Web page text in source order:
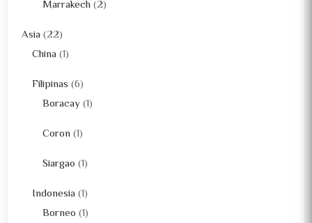
Marrakech (2)
Asia (22)
China (1)
Filipinas (6)
Boracay (1)
Coron (1)
Siargao (1)
Indonesia (1)
Borneo (1)